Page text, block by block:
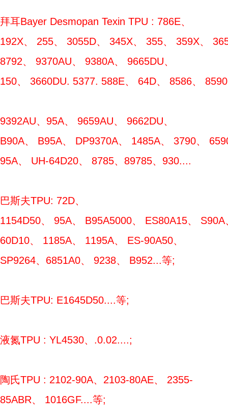
拜耳Bayer Desmopan Texin TPU : 786E、
192X、 255、 3055D、 345X、 355、 359X、
8792、 9370AU、 9380A、 9665DU、
150、 3660DU. 5377. 588E、 64D、 8586、
9392AU、95A、 9659AU、 9662DU、
B90A、 B95A、 DP9370A、 1485A、 3790、
95A、 UH-64D20、 8785、89785、930....
巴斯夫TPU: 72D、
1154D50、 95A、 B95A5000、 ES80A15、
60D10、 1185A、 1195A、 ES-90A50、
SP9264、6851A0、 9238、 B952...等;
巴斯夫TPU: E1645D50....等;
液氮TPU : YL4530、.0.02....;
陶氏TPU : 2102-90A、2103-80AE、 2355-
85ABR、 1016GF....等;